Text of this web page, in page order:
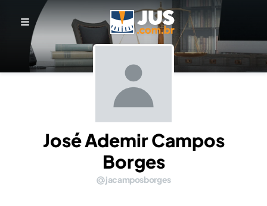
José Ademir Campos
Borges
jacamposborges